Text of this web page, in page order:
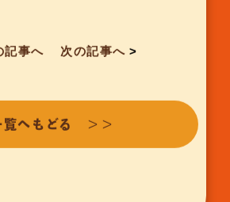
記事へ 次の記事へ >
覧へもどる ＞＞